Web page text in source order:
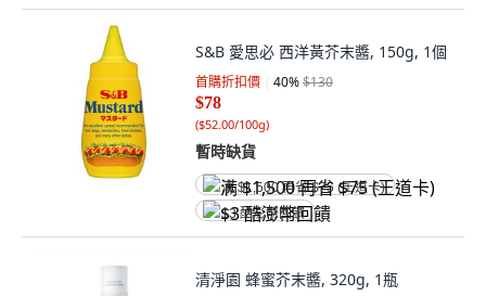
S&B 愛思必 西洋黃芥末醬, 150g, 1個
首購折扣價 40%$130
$78
($52.00/100g)
暫時缺貨
满 $1,500 再省 $75 (王道卡)
$3 酷澎幣回饋
清淨園 蜂蜜芥末醬, 320g, 1瓶